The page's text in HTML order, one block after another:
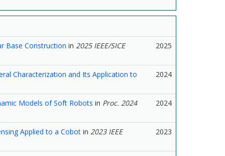
Base Construction in 2025 IEEE/SICE
2025
Characterization and Its Application to
2024
Models of Soft Robots in Proc. 2024
2024
Applied to a Cobotin 2023 IEEE
2023